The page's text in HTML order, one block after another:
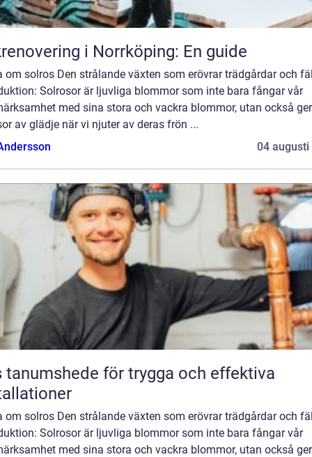
i Norrköping: En guide
om solros Den strålande växten som erövrar trädgårdar och
Solrosor är ljuvliga blommor som inte bara fångar vår
med sina stora och vackra blommor, utan också
av glädje när vi njuter av deras frön ...
04 augusti
tanumshede för trygga och effektiva
om solros Den strålande växten som erövrar trädgårdar och
Solrosor är ljuvliga blommor som inte bara fångar vår
med sina stora och vackra blommor, utan också